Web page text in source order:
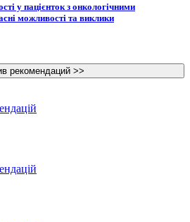
у пацієнток з онкологічними
можливості та виклики